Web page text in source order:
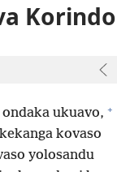
Korindo
ukuavo, +
kovaso
yolosandu